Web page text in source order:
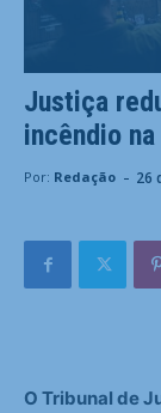
Justiça
incêndio
Por: Redação - 26
O Tribunal de